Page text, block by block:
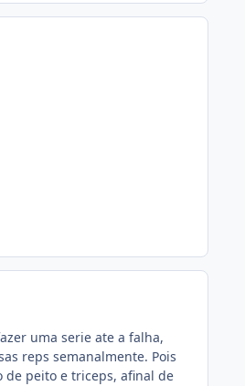
uma serie ate a falha,
reps semanalmente. Pois
de peito e triceps, afinal de